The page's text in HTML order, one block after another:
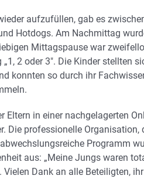
aufzufüllen, gab es
Hotdogs. Am Nachmittag
Mittagspause war
2 oder 3″. Die Kinder stellten
konnten so durch ihr
Eltern in einer nachgelagerten
Die professionelle Organisation,
Programm
aus: „Meine Jungs waren
Dank an alle Beteiligten,